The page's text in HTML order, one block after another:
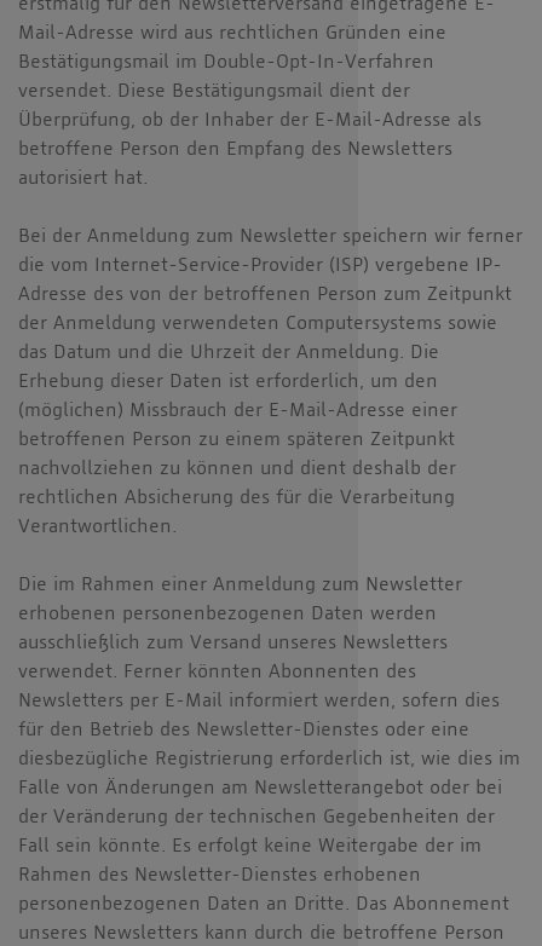
erstmalig für den Newsletterversand eingetragene E-
Mail-Adresse wird aus rechtlichen Gründen eine
Bestätigungsmail im Double-Opt-In-Verfahren
versendet. Diese Bestätigungsmail dient der
Überprüfung, ob der Inhaber der E-Mail-Adresse als
betroffene Person den Empfang des Newsletters
autorisiert hat.
Bei der Anmeldung zum Newsletter speichern wir ferner
die vom Internet-Service-Provider (ISP) vergebene IP-
Adresse des von der betroffenen Person zum Zeitpunkt
der Anmeldung verwendeten Computersystems sowie
das Datum und die Uhrzeit der Anmeldung. Die
Erhebung dieser Daten ist erforderlich, um den
(möglichen) Missbrauch der E-Mail-Adresse einer
betroffenen Person zu einem späteren Zeitpunkt
nachvollziehen zu können und dient deshalb der
rechtlichen Absicherung des für die Verarbeitung
Verantwortlichen.
Die im Rahmen einer Anmeldung zum Newsletter
erhobenen personenbezogenen Daten werden
ausschließlich zum Versand unseres Newsletters
verwendet. Ferner könnten Abonnenten des
Newsletters per E-Mail informiert werden, sofern dies
für den Betrieb des Newsletter-Dienstes oder eine
diesbezügliche Registrierung erforderlich ist, wie dies im
Falle von Änderungen am Newsletterangebot oder bei
der Veränderung der technischen Gegebenheiten der
Fall sein könnte. Es erfolgt keine Weitergabe der im
Rahmen des Newsletter-Dienstes erhobenen
personenbezogenen Daten an Dritte. Das Abonnement
unseres Newsletters kann durch die betroffene Person